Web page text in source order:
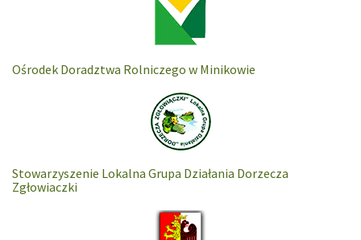
Ośrodek Doradztwa Rolniczego w Minikowie
Stowarzyszenie Lokalna Grupa Działania Dorzecza
Zgłowiaczki